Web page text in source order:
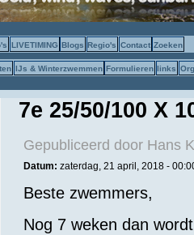
LIVETIMING Blogs Regio's Contact Zoeken
IJs & Winterzwemmen Formulieren links
7e 25/50/100 X
Gepubliceerd door Hans
Datum: zaterdag, 21 april, 2018 -
Beste zwemmers,
Nog 7 weken dan